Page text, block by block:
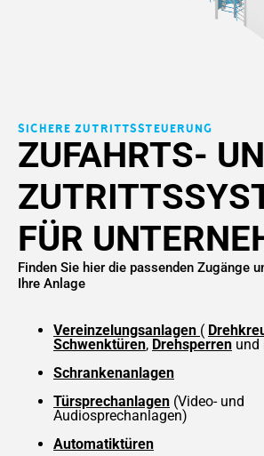
Sichere Zutrittssteuerung
ZUFAHRTS-
FÜR
Finden Sie hier die passenden Zugänge
Ihre Anlage
Vereinzelungsanlagen (
Schwenktüren, Drehsperren und
Schrankenanlagen
Türsprechanlagen (Video- und
Audiosprechanlagen)
Automatiktüren